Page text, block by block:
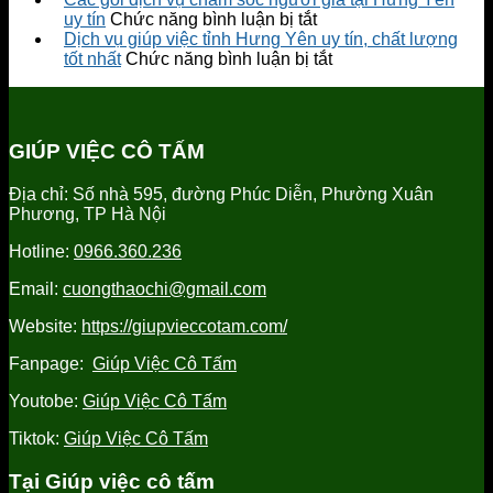
việc
tại
Hưng
giới
người
giúp
công
Hưng
uy tín Chức năng bình luận bị tắtở
Các
gói
tại
Dịch vụ giúp việc tỉnh Hưng Yên uy tín, chất lượng
tốt nhất Chức năng bình luận bị tắtở
Yên
GIÚP VIỆC CÔ TẤM
Địa chỉ: Số nhà 595, đường Phúc Diễn, Phường Xuân
Phương, TP Hà Nội
Hotline: 0966.360.236
Email: cuongthaochi@gmail.com
Website: https://giupvieccotam.com/
Fanpage: Giúp Việc Cô Tấm
Youtobe: Giúp Việc Cô Tấm
Tiktok: Giúp Việc Cô Tấm
Tại Giúp việc cô tấm